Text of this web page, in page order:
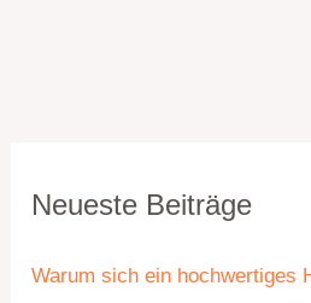
Neueste Beiträge
Warum sich ein hochwertiges
a
e
r
h